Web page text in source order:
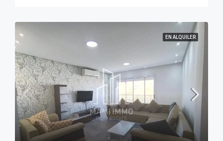
EN ALQUILER